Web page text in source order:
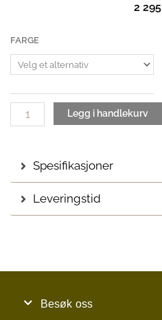
2 295
FARGE
Rime
Taklampe
| Ø12
Legg i handlekurv
Spesifikasjoner
Leveringstid
Besøk oss